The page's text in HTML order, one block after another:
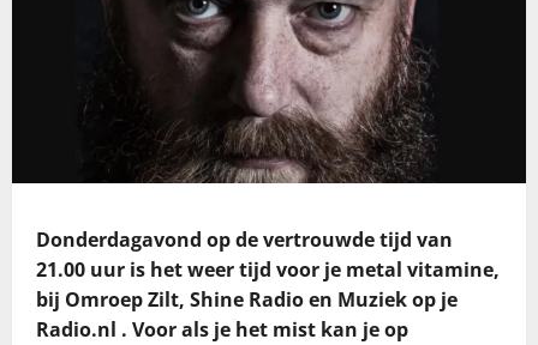
Donderdagavond op de vertrouwde tijd van
21.00 uur is het weer tijd voor je metal vitamine,
bij Omroep Zilt, Shine Radio en Muziek op je
Radio.nl . Voor als je het mist kan je op